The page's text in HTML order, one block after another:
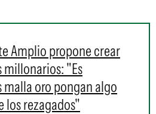
Amplio propone crear
millonarios: "Es
oro pongan algo
los rezagados"